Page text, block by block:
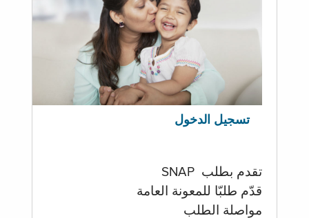
تسجيل الدخول
تقدم بطلب SNAP
قدّم طلبّا للمعونة العامة
مواصلة الطلب